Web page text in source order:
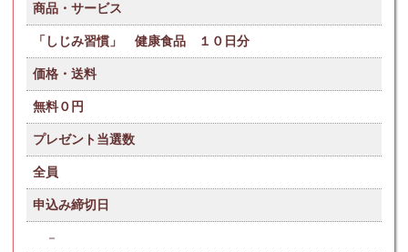
商品・サービス
「しじみ習慣」 健康食品 １０日分
価格・送料
無料０円
プレゼント当選数
全員
申込み締切日
－